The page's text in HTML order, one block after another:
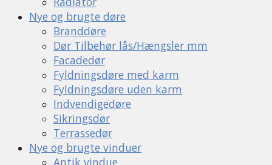
Nye og brugte døre
Branddøre
Dør Tilbehør lås/Hængsler mm
Facadedør
Fyldningsdøre med karm
Fyldningsdøre uden karm
Indvendigedøre
Sikringsdør
Terrassedør
Nye og brugte vinduer
Antik vindue